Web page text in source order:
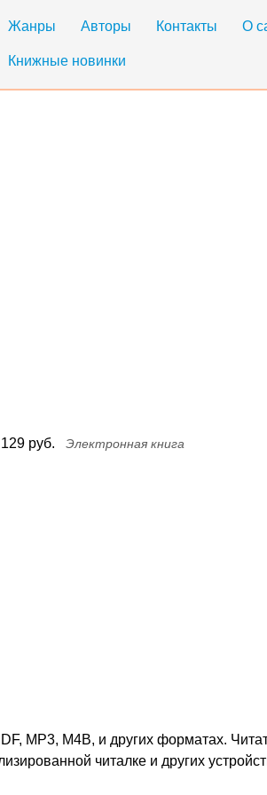
Жанры Авторы Контакты О
Книжные новинки
129 руб. Электронная книга
MP3, M4B, и других форматах.
читалке и других